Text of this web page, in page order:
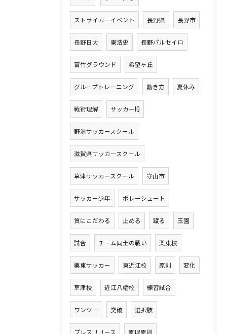
ストライカーイベント 長野県 長野市
長野日大 東浩史 長野パルセイロ
富竹グラウンド 希望ヶ丘
グループトレーニング 動き方 夏休み
戦術理解 サッカーIQ
野洲サッカースクール
滋賀県サッカースクール
草津サッカースクール 守山市
サッカー少年 ボレーシュート
質にこだわる 止める 蹴る 玉園
試合 チーム同士の戦い 栗東校
栗東サッカー 東近江校 原則 変化
草津校 近江八幡校 練習試合
ワンツー 突破 選択肢
プレスリリース 原理原則